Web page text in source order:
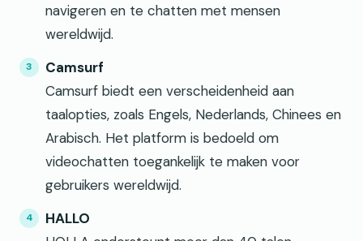
navigeren en te chatten met mensen
wereldwijd.
Camsurf
Camsurf biedt een verscheidenheid aan
taalopties, zoals Engels, Nederlands, Chinees en
Arabisch. Het platform is bedoeld om
videochatten toegankelijk te maken voor
gebruikers wereldwijd.
HALLO